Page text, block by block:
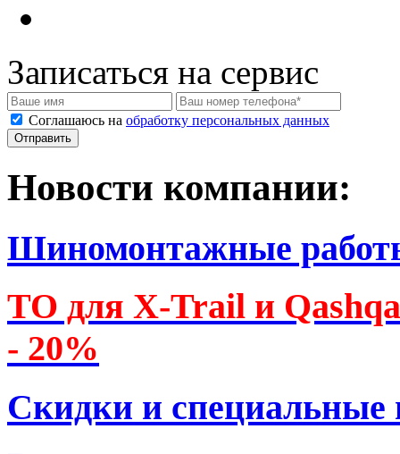
Записаться на сервис
Соглашаюсь на обработку персональных данных
Новости компании:
Шиномонтажные
ТО для X-Trail и
- 20%
Скидки и специальные